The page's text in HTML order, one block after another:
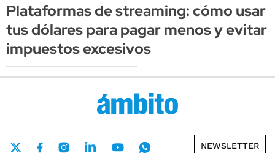
Plataformas de streaming: cómo usar
tus dólares para pagar menos y evitar
impuestos excesivos
NEWSLETTER